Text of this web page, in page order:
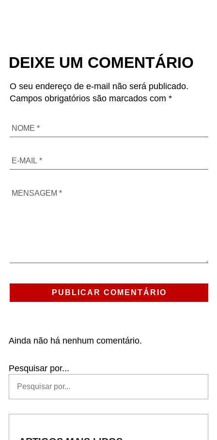
DEIXE UM COMENTÁRIO
O seu endereço de e-mail não será publicado.
Campos obrigatórios são marcados com *
Ainda não há nenhum comentário.
Pesquisar por...